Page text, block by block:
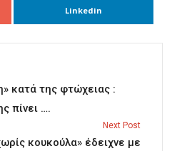
Linkedin
κατά της φτώχειας :
πίνει ….
Next Post
κουκούλα» έδειχνε με